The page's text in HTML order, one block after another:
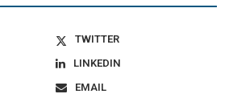
TWITTER
LINKEDIN
EMAIL